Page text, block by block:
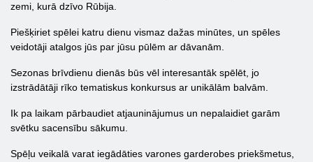
zemi, kurā dzīvo Rūbija.
Piešķiriet spēlei katru dienu vismaz dažas minūtes, un spēles
veidotāji atalgos jūs par jūsu pūlēm ar dāvanām.
Sezonas brīvdienu dienās būs vēl interesantāk spēlēt, jo
izstrādātāji rīko tematiskus konkursus ar unikālām balvām.
Ik pa laikam pārbaudiet atjauninājumus un nepalaidiet garām
svētku sacensību sākumu.
Spēļu veikalā varat iegādāties varones garderobes priekšmetus,